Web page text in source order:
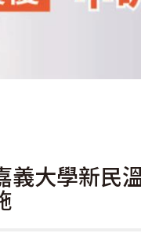
義大學新